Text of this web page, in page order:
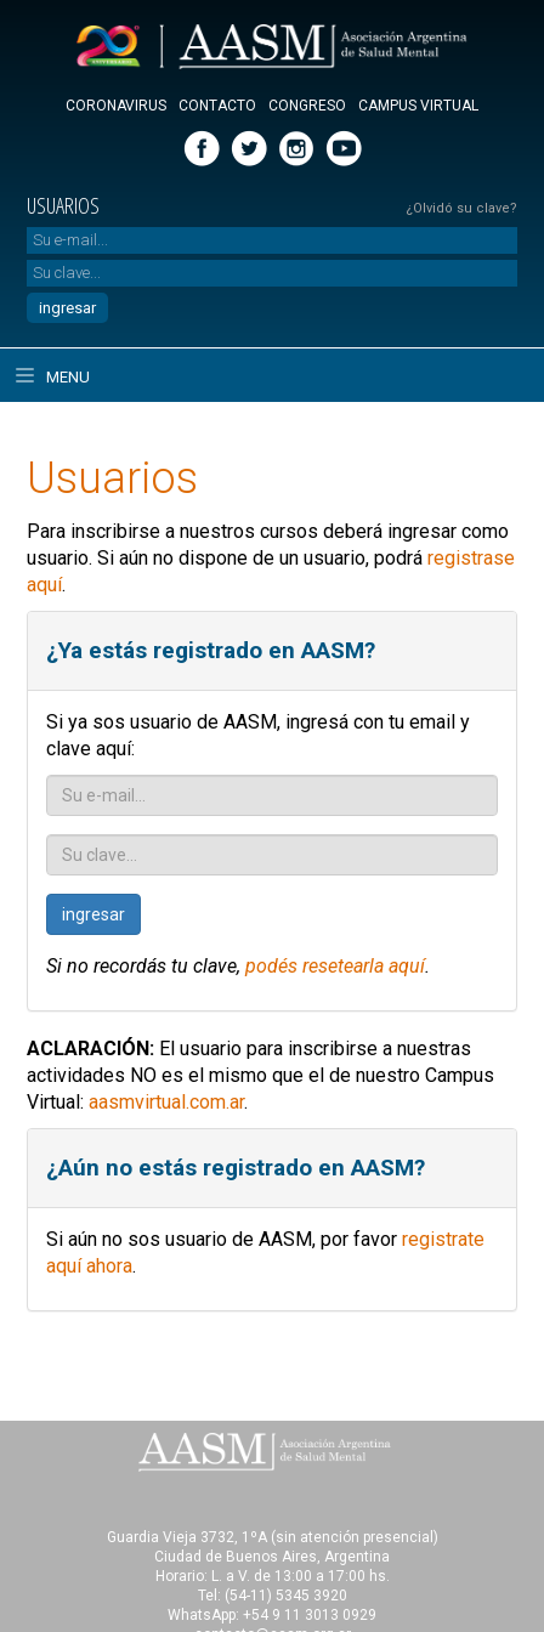
CORONAVIRUS CONTACTO CONGRESO CAMPUS VIRTUAL
USUARIOS ¿Olvidó su clave?
MENU
Usuarios
Para inscribirse a nuestros cursos deberá ingresar como
usuario. Si aún no dispone de un usuario, podráregistrase
aquí.
¿Ya estás registrado en AASM?
Si ya sos usuario de AASM, ingresá con tu email y
clave aquí:
ingresar
Si no recordás tu clave,podés resetearla aquí.
ACLARACIÓN: El usuario para inscribirse a nuestras
actividades NO es el mismo que el de nuestro Campus
Virtual:aasmvirtual.com.ar.
¿Aún no estás registrado en AASM?
Si aún no sos usuario de AASM, por favorregistrate
aquí ahora.
Guardia Vieja 3732, 1ºA (sin atención presencial)
Ciudad de Buenos Aires, Argentina
Horario: L. a V. de 13:00 a 17:00 hs.
Tel: (54-11) 5345 3920
WhatsApp: +54 9 11 3013 0929